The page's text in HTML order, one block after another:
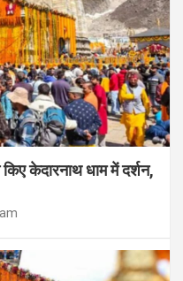
केदारनाथ धाम में दर्शन,